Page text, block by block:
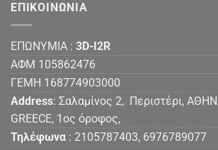
ΕΠΙΚΟΙΝΩΝΙΑ
ΕΠΩΝΥΜΙΑ : 3D-I2R
ΑΦΜ 105862476
ΓΕΜΗ 168774903000
Address: Σαλαμίνος 2, Περιστέρι,
GREECE, 1ος όροφος,
Τηλέφωνα : 2105787403, 6976789077